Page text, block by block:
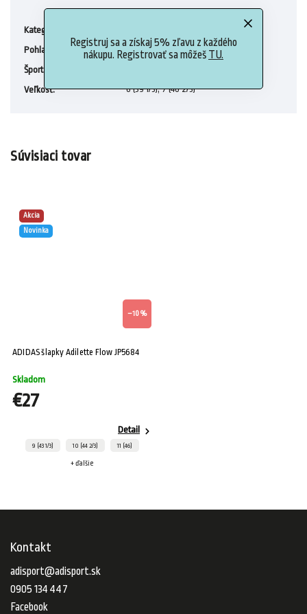
Registruj sa a získaj 5% zľavu z každého
nákupu. Registrovať sa môžeš TU.
Kategória
Pohlavie
Muži
Šport:
Veľkosť: 6 (39 1/3), 7 (40 2/3)
Súvisiaci tovar
Akcia
Novinka
–10 %
ADIDAS šlapky Adilette Flow JP5684
Skladom
€27
Detail
9 (43 1/3) 10 (44 2/3) 11 (46)
+ ďalšie
Kontakt
adisport@adisport.sk
0905 134 447
Facebook